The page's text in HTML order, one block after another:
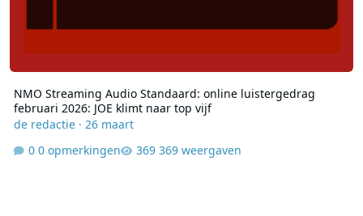
NMO Streaming Audio Standaard: online luistergedrag
februari 2026: JOE klimt naar top vijf
de redactie· 26 maart
0 opmerkingen
369 weergaven